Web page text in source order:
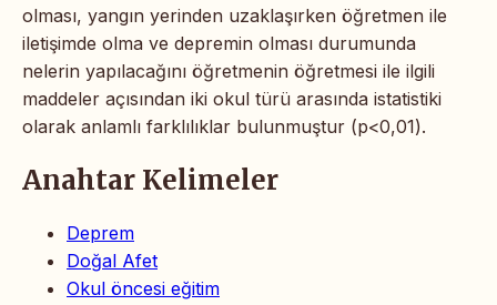
olması, yangın yerinden uzaklaşırken öğretmen ile
iletişimde olma ve depremin olması durumunda
nelerin yapılacağını öğretmenin öğretmesi ile ilgili
maddeler açısından iki okul türü arasında istatistiki
olarak anlamlı farklılıklar bulunmuştur (p<0,01).
Anahtar Kelimeler
Deprem
Doğal Afet
Okul öncesi eğitim